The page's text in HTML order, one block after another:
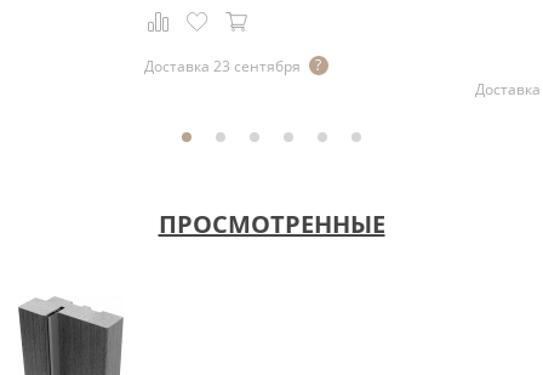
Доставка 23 сентября
ПРОСМОТРЕННЫЕ